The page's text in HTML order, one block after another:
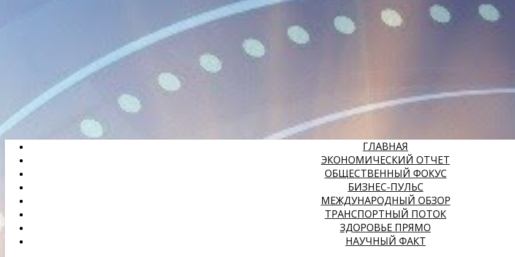
ГЛАВНАЯ
ЭКОНОМИЧЕСКИЙ ОТЧЕТ
ОБЩЕСТВЕННЫЙ ФОКУС
БИЗНЕС-ПУЛЬС
МЕЖДУНАРОДНЫЙ ОБЗОР
ТРАНСПОРТНЫЙ ПОТОК
ЗДОРОВЬЕ ПРЯМО
НАУЧНЫЙ ФАКТ